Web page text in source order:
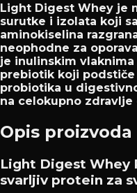
Light Digest Whey je
surutke i izolata koji
aminokiselina
neophodne za
je inulinskim
prebiotik koji
probiotika u
na celokupno
Opis proizvoda
Light Digest Whey
svarljiv protein za